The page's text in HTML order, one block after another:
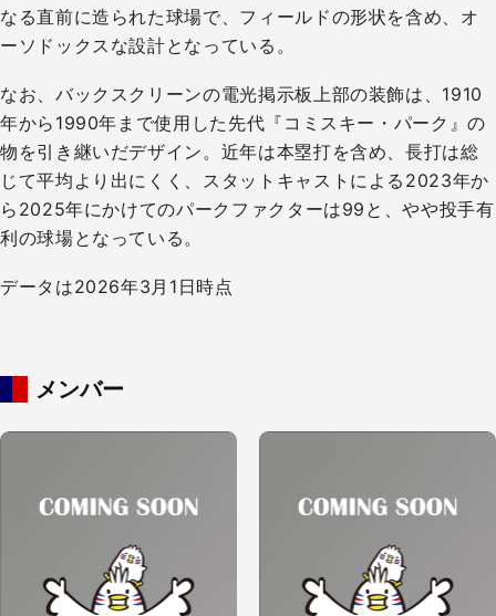
なる直前に造られた球場で、フィールドの形状を含め、オ
ーソドックスな設計となっている。
なお、バックスクリーンの電光掲示板上部の装飾は、1910
年から1990年まで使用した先代『コミスキー・パーク』の
物を引き継いだデザイン。近年は本塁打を含め、長打は総
じて平均より出にくく、スタットキャストによる2023年か
ら2025年にかけてのパークファクターは99と、やや投手有
利の球場となっている。
データは2026年3月1日時点
メンバー